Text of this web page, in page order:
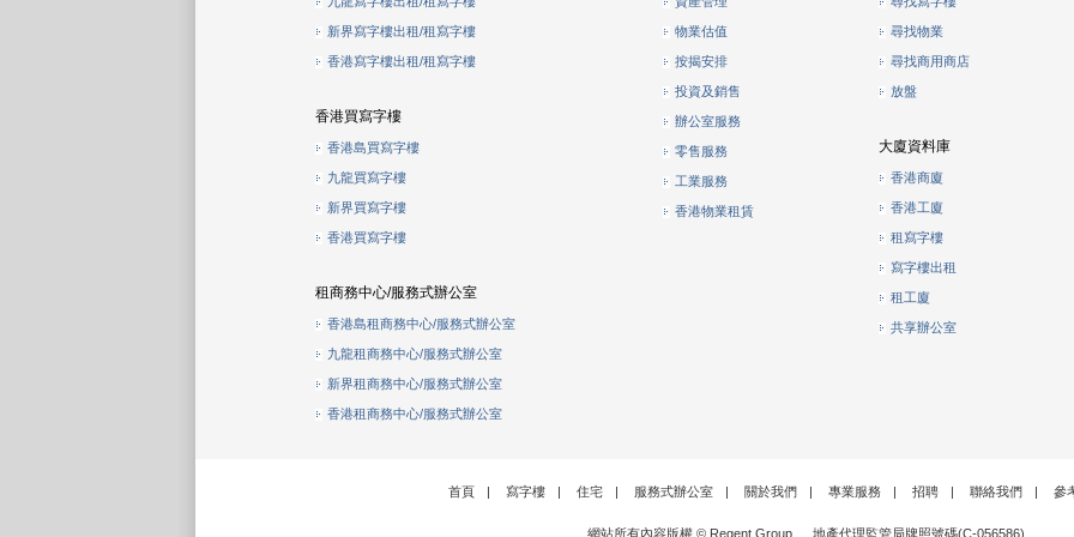
新界寫字樓出租/租寫字樓
香港寫字樓出租/租寫字樓
香港買寫字樓
香港島買寫字樓
九龍買寫字樓
新界買寫字樓
香港買寫字樓
租商務中心/服務式辦公室
香港島租商務中心/服務式辦公室
九龍租商務中心/服務式辦公室
新界租商務中心/服務式辦公室
香港租商務中心/服務式辦公室
物業估值
按揭安排
投資及銷售
辦公室服務
零售服務
工業服務
香港物業租賃
尋找物業
尋找商用商店
放盤
大廈資料庫
香港商廈
香港工廈
租寫字樓
寫字樓出租
租工廈
共享辦公室
首頁 | 寫字樓 | 住宅 | 服務式辦公室 | 關於我們 | 專業服務 | 招聘 | 聯絡我們 | 參
網站所有內容版權 © Regent Group. 地產代理監管局牌照號碼(C-056586)